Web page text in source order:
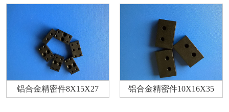
铝合金精密件8X15X27 铝合金精密件10X16X35